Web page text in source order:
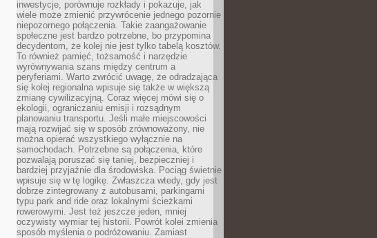
inwestycje, porównuje rozkłady i pokazuje, jak
wiele może zmienić przywrócenie jednego pozornie
niepozornego połączenia. Takie zaangażowanie
społeczne jest bardzo potrzebne, bo przypomina
decydentom, że kolej nie jest tylko tabelą kosztów.
To również pamięć, tożsamość i narzędzie
wyrównywania szans między centrum a
peryferiami. Warto zwrócić uwagę, że odradzająca
się kolej regionalna wpisuje się także w większą
zmianę cywilizacyjną. Coraz więcej mówi się o
ekologii, ograniczaniu emisji i rozsądnym
planowaniu transportu. Jeśli małe miejscowości
mają rozwijać się w sposób zrównoważony, nie
można opierać wszystkiego wyłącznie na
samochodach. Potrzebne są połączenia, które
pozwalają poruszać się taniej, bezpieczniej i
bardziej przyjaźnie dla środowiska. Pociąg świetnie
wpisuje się w tę logikę. Zwłaszcza wtedy, gdy jest
dobrze zintegrowany z autobusami, parkingami
typu park and ride oraz lokalnymi ścieżkami
rowerowymi. Jest też jeszcze jeden, mniej
oczywisty wymiar tej historii. Powrót kolei zmienia
sposób myślenia o podróżowaniu. Zamiast